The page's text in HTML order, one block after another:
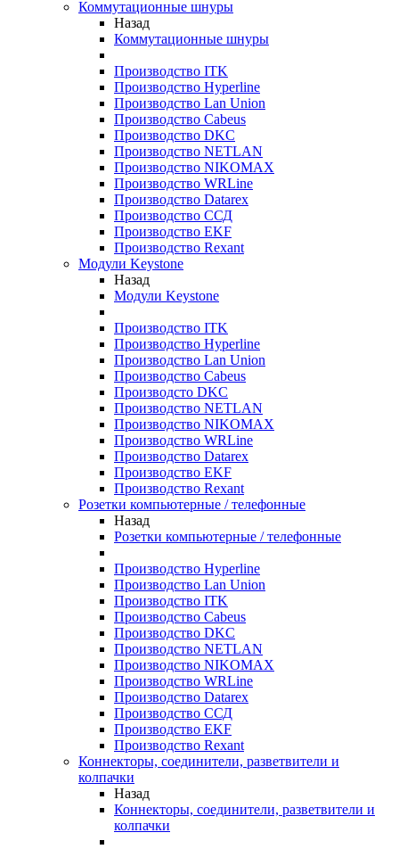
Коммутационные шнуры
Назад
Коммутационные шнуры
Производство ITK
Производство Hyperline
Производство Lan Union
Производство Cabeus
Производство DKC
Производство NETLAN
Производство NIKOMAX
Производство WRLine
Производство Datarex
Производство ССД
Производство EKF
Производство Rexant
Модули Keystone
Назад
Модули Keystone
Производство ITK
Производство Hyperline
Производство Lan Union
Производство Cabeus
Производсто DKC
Производство NETLAN
Производство NIKOMAX
Производство WRLine
Производство Datarex
Производство EKF
Производство Rexant
Розетки компьютерные / телефонные
Назад
Розетки компьютерные / телефонные
Производство Hyperline
Производство Lan Union
Производство ITK
Производство Cabeus
Производство DKC
Производство NETLAN
Производство NIKOMAX
Производство WRLine
Производство Datarex
Производство ССД
Производство EKF
Производство Rexant
Коннекторы, соединители, разветвители и
колпачки
Назад
Коннекторы, соединители, разветвители и
колпачки